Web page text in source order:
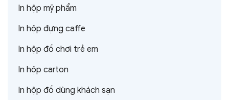
In hộp mỹ phẩm
In hộp đựng caffe
In hộp đồ chơi trẻ em
In hộp carton
In hộp đồ dùng khách sạn